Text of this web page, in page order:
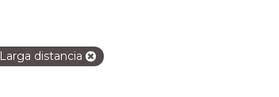
Larga distancia